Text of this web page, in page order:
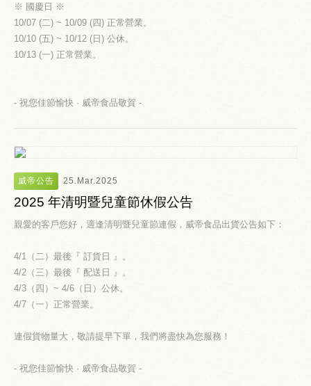
※ 國慶日 ※
10/07 (二) ~ 10/09 (四) 正常營業。
10/10 (五) ~ 10/12 (日) 公休。
10/13 (一) 正常營業。
- 祝您佳節愉快 · 威帝食品敬賀 -
威帝公告 25.Mar.2025
2025 年清明暨兒童節休假公告
親愛的客戶您好，適逢清明暨兒童節連假，威帝食品出貨公告如下：
4/1（二）最後『 訂貨日 』。
4/2（三）最後『 配送日 』。
4/3（四）~ 4/6（日）公休。
4/7（一）正常營業。
連假貨物量大，敬請提早下單，我們將盡快為您服務！
- 祝您佳節愉快 · 威帝食品敬賀 -